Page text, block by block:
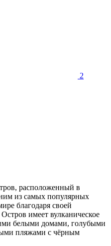
2
расположенный в
из самых популярных
благодаря своей
имеет вулканическое
белыми домами, голубыми
пляжами с чёрным